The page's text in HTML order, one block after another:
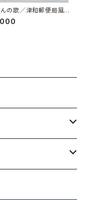
の歌／津和郵便局風景
円）